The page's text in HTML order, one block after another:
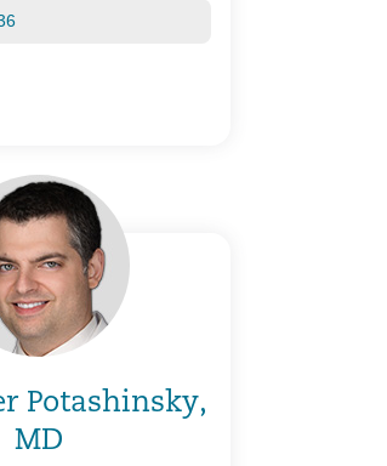
Potashinsky,
MD